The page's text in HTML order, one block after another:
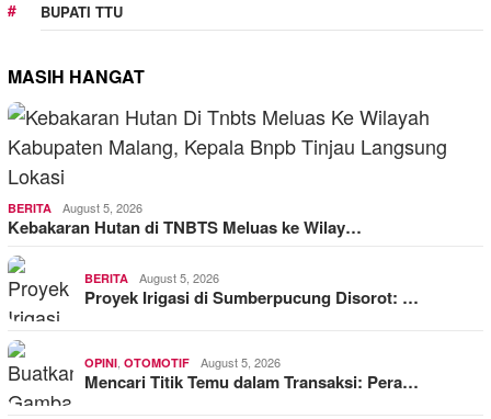
BUPATI TTU
MASIH HANGAT
BERITA August 5, 2026
Kebakaran Hutan di TNBTS Meluas ke Wilay…
BERITA August 5, 2026
Proyek Irigasi di Sumberpucung Disorot: …
OPINI OTOMOTIF August 5, 2026
Mencari Titik Temu dalam Transaksi: Pera…